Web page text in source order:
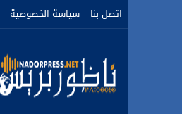
اتصل بنا سياسة الخصوصية